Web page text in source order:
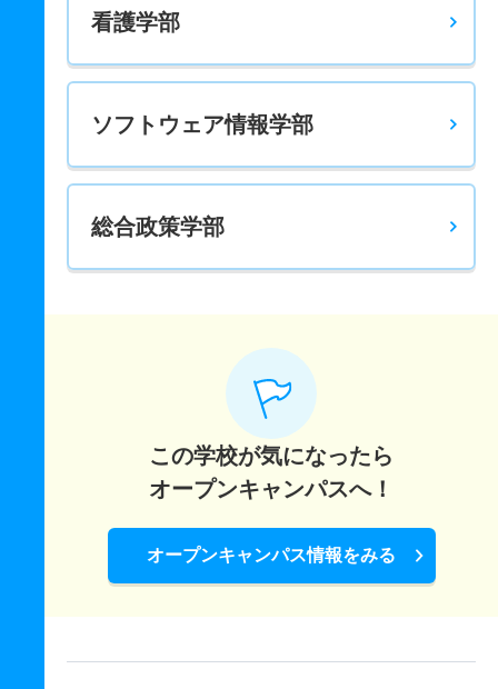
看護学部
ソフトウェア情報学部
総合政策学部
この学校が気になったら
オープンキャンパスへ！
オープンキャンパス情報をみる